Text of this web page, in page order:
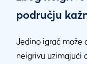
području
Jedino igrač može
neigrivu uzimajući